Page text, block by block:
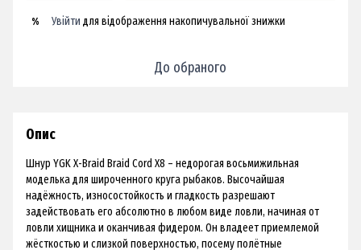
% Увійти для відображення накопичувальної знижки
До обраного
Опис
Шнур YGK X-Braid Braid Cord X8 – недорогая восьмижильная
моделька для широченного круга рыбаков. Высочайшая
надёжность, износостойкость и гладкость разрешают
задействовать его абсолютно в любом виде ловли, начиная от
ловли хищника и оканчивая фидером. Он владеет приемлемой
жёсткостью и слизкой поверхностью, посему полётные